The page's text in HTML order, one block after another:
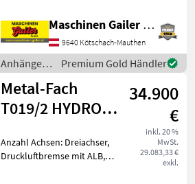
Eigengewicht: 1500 kg *
Bereifung 400/60-15, 5 *
Druckluftbremse 2
Maschinen Gailer GmbH
9640 Kötschach-Mauthen
Anhänger /
Metal-Fach
Premium Gold Händler
Metal-Fach
T019/2 HYDRO-
Gesamtgewicht
34.900
€
inkl. 20 %
MwSt.
29.083,33 €
exkl.
Anzahl Achsen: Dreiachser,
Druckluftbremse mit ALB,